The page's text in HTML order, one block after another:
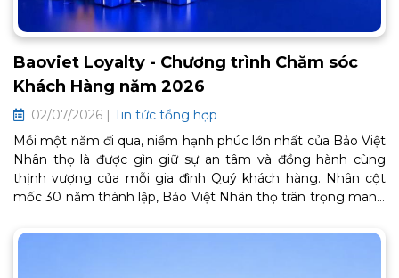
Baoviet Loyalty - Chương trình Chăm sóc
Khách Hàng năm 2026
02/07/2026 | Tin tức tổng hợp
Mỗi một năm đi qua, niềm hạnh phúc lớn nhất của Bảo Việt
Nhân thọ là được gìn giữ sự an tâm và đồng hành cùng
thịnh vượng của mỗi gia đình Quý khách hàng. Nhân cột
mốc 30 năm thành lập, Bảo Việt Nhân thọ trân trọng mang
Loyalty 2026. Đây là lời cảm ơn chân thành từ trái tim, tiếp